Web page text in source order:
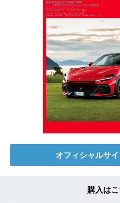
オフィシャルサ
購入は